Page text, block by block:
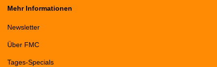
Mehr Informationen
Newsletter
Über FMC
Tages-Specials